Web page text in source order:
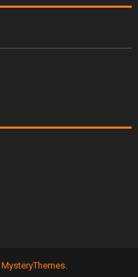
MysteryThemes.